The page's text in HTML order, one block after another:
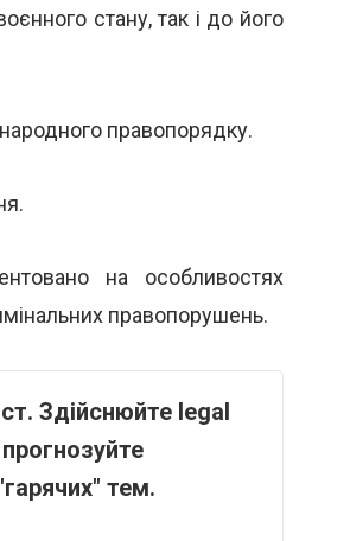
стану, так і до його
правопорядку.
на особливостях
правопорушень.
Здійснюйте legal
тем.